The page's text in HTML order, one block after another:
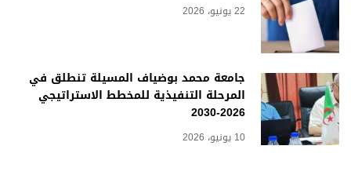
22 يونيو، 2026
جامعة محمد بوضياف المسيلة تنطلق في
المرحلة التنفيذية للمخطط الاستراتيجي
2026-2030
10 يونيو، 2026